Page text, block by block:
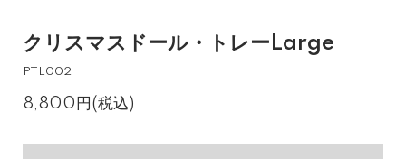
クリスマスドール・トレーLarge
PTL002
8,800円(税込)